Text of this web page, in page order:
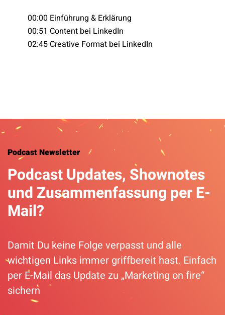
00:00 Einführung & Erklärung
00:51 Content bei LinkedIn
02:45 Creative Format bei LinkedIn
Podcast Newsletter
Podcast Updates, Shownotes
und Zusammenfassung per E-
Mail?
Damit Du keine Folge verpasst und alle
wichtigen Links immer griffbereit hast. Einfach
per E-Mail das Update zu „Marketing on fire“
sichern